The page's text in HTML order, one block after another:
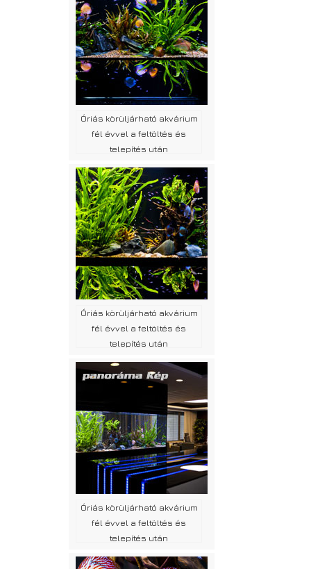
Óriás körüljárható akvárium
fél évvel a feltöltés és
telepítés után
Óriás körüljárható akvárium
fél évvel a feltöltés és
telepítés után
Óriás körüljárható akvárium
fél évvel a feltöltés és
telepítés után